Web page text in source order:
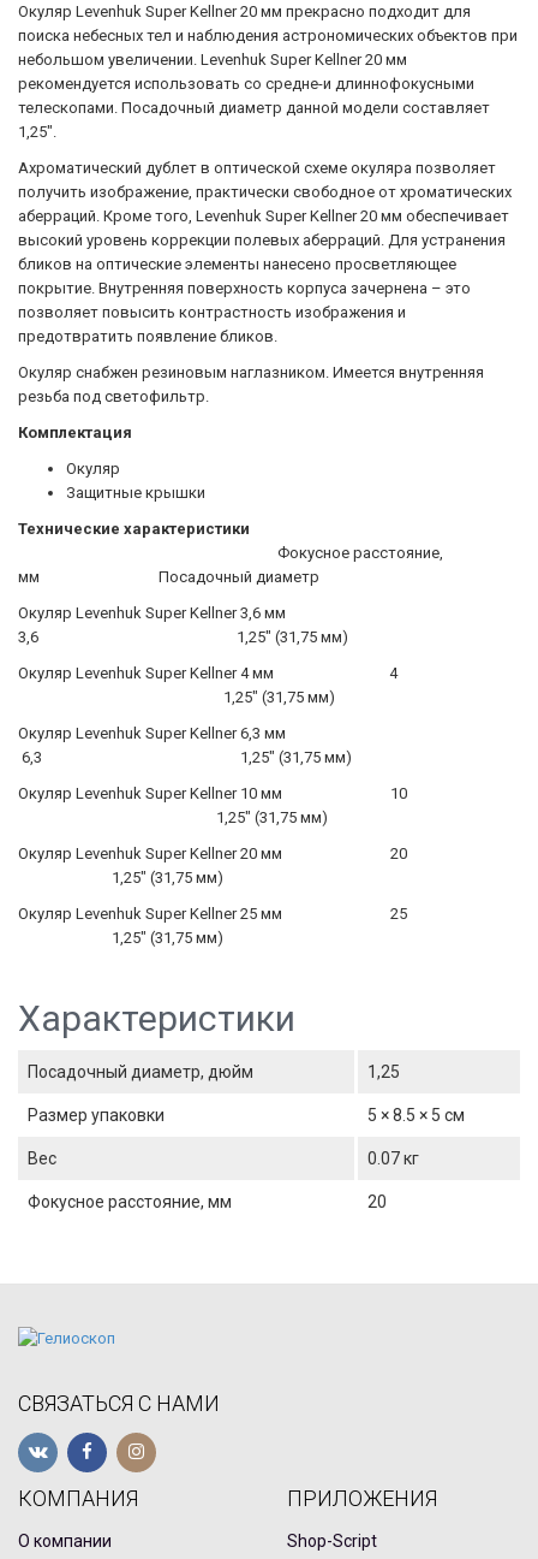
Окуляр Levenhuk Super Kellner 20 мм прекрасно подходит для
поиска небесных тел и наблюдения астрономических объектов при
небольшом увеличении. Levenhuk Super Kellner 20 мм
рекомендуется использовать со средне-и длиннофокусными
телескопами. Посадочный диаметр данной модели составляет
1,25".
Ахроматический дублет в оптической схеме окуляра позволяет
получить изображение, практически свободное от хроматических
аберраций. Кроме того, Levenhuk Super Kellner 20 мм обеспечивает
высокий уровень коррекции полевых аберраций. Для устранения
бликов на оптические элементы нанесено просветляющее
покрытие. Внутренняя поверхность корпуса зачернена – это
позволяет повысить контрастность изображения и
предотвратить появление бликов.
Окуляр снабжен резиновым наглазником. Имеется внутренняя
резьба под светофильтр.
Комплектация
Окуляр
Защитные крышки
Технические характеристики
Фокусное расстояние,
мм Посадочный диаметр
Окуляр Levenhuk Super Kellner 3,6 мм
3,6 1,25" (31,75 мм)
Окуляр Levenhuk Super Kellner 4 мм 4
1,25" (31,75 мм)
Окуляр Levenhuk Super Kellner 6,3 мм
6,3 1,25" (31,75 мм)
Окуляр Levenhuk Super Kellner 10 мм 10
1,25" (31,75 мм)
Окуляр Levenhuk Super Kellner 20 мм 20
1,25" (31,75 мм)
Окуляр Levenhuk Super Kellner 25 мм 25
1,25" (31,75 мм)
Характеристики
Посадочный диаметр, дюйм 1,25
Размер упаковки 5 × 8.5 × 5 см
Вес 0.07 кг
Фокусное расстояние, мм 20
СВЯЗАТЬСЯ С НАМИ
КОМПАНИЯ
О компании
ПРИЛОЖЕНИЯ
Shop-Script